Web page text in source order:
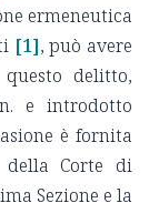
ermeneutica
[1], può avere
delitto,
e introdotto
è fornita
della Corte di
Sezione e la